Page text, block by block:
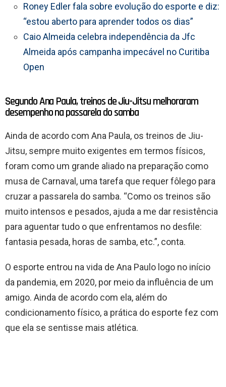
Roney Edler fala sobre evolução do esporte e diz:
“estou aberto para aprender todos os dias”
Caio Almeida celebra independência da Jfc
Almeida após campanha impecável no Curitiba
Open
Segundo Ana Paula, treinos de Jiu-Jitsu melhoraram
desempenho na passarela do samba
Ainda de acordo com Ana Paula, os treinos de Jiu-
Jitsu, sempre muito exigentes em termos físicos,
foram como um grande aliado na preparação como
musa de Carnaval, uma tarefa que requer fôlego para
cruzar a passarela do samba. “Como os treinos são
muito intensos e pesados, ajuda a me dar resistência
para aguentar tudo o que enfrentamos no desfile:
fantasia pesada, horas de samba, etc.”, conta.
O esporte entrou na vida de Ana Paulo logo no início
da pandemia, em 2020, por meio da influência de um
amigo. Ainda de acordo com ela, além do
condicionamento físico, a prática do esporte fez com
que ela se sentisse mais atlética.